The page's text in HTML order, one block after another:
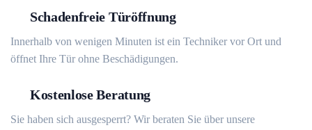
Schadenfreie Türöffnung
Innerhalb von wenigen Minuten ist ein Techniker vor Ort und
öffnet Ihre Tür ohne Beschädigungen.
Kostenlose Beratung
Sie haben sich ausgesperrt? Wir beraten Sie über unsere